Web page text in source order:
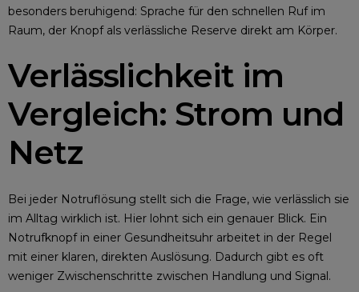
besonders beruhigend: Sprache für den schnellen Ruf im
Raum, der Knopf als verlässliche Reserve direkt am Körper.
Verlässlichkeit im
Vergleich: Strom und
Netz
Bei jeder Notruflösung stellt sich die Frage, wie verlässlich sie
im Alltag wirklich ist. Hier lohnt sich ein genauer Blick. Ein
Notrufknopf in einer Gesundheitsuhr arbeitet in der Regel
mit einer klaren, direkten Auslösung. Dadurch gibt es oft
weniger Zwischenschritte zwischen Handlung und Signal.